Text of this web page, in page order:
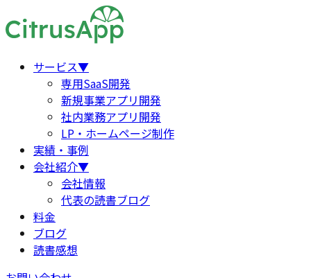
サービス▼
専用SaaS開発
新規事業アプリ開発
社内業務アプリ開発
LP・ホームページ制作
実績・事例
会社紹介▼
会社情報
代表の読書ブログ
料金
ブログ
読書感想